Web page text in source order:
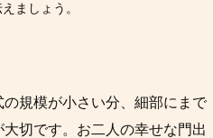
ましょう。
規模が小さい分、細部にまで
切です。お二人の幸せな門出